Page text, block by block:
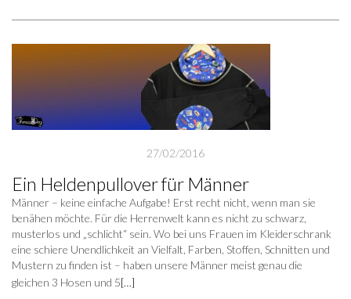
27/02/2016
Ein Heldenpullover für Männer
Männer – keine einfache Aufgabe! Erst recht nicht, wenn man sie
benähen möchte. Für die Herrenwelt kann es nicht zu schwarz,
musterlos und „schlicht“ sein. Wo bei uns Frauen im Kleiderschrank
eine schiere Unendlichkeit an Vielfalt, Farben, Stoffen, Schnitten und
Mustern zu finden ist – haben unsere Männer meist genau die
gleichen 3 Hosen und 5[…]